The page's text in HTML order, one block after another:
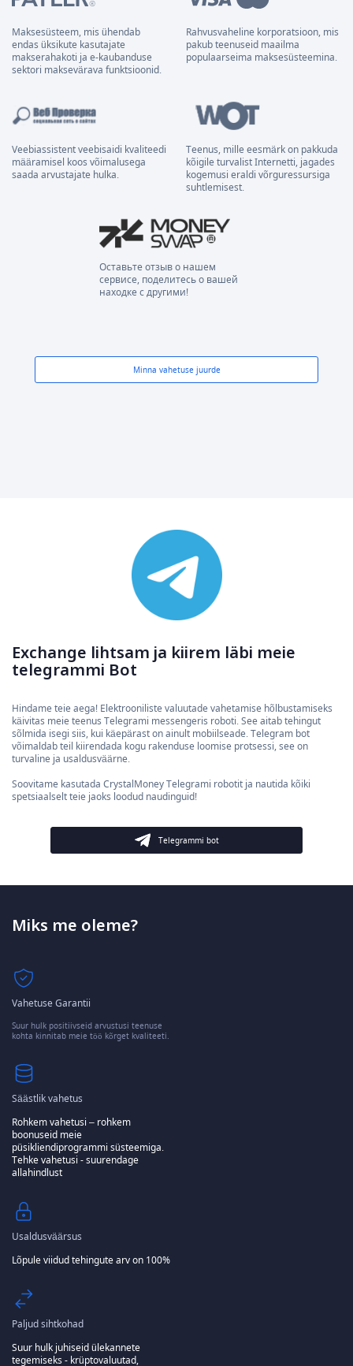
Maksesüsteem, mis ühendab
endas üksikute kasutajate
makserahakoti ja e-kaubanduse
sektori maksevärava funktsioonid.
Rahvusvaheline korporatsioon, mis
pakub teenuseid maailma
populaarseima maksesüsteemina.
Veebiassistent veebisaidi kvaliteedi
määramisel koos võimalusega
saada arvustajate hulka.
Teenus, mille eesmärk on pakkuda
kõigile turvalist Internetti, jagades
kogemusi eraldi võrguressursiga
suhtlemisest.
Оставьте отзыв о нашем
сервисе, поделитесь о вашей
находке с другими!
Minna vahetuse juurde
Exchange lihtsam ja kiirem läbi meie
telegrammi Bot
Hindame teie aega! Elektrooniliste valuutade vahetamise hõlbustamiseks
käivitas meie teenus Telegrami messengeris roboti. See aitab tehingut
sõlmida isegi siis, kui käepärast on ainult mobiilseade. Telegram bot
võimaldab teil kiirendada kogu rakenduse loomise protsessi, see on
turvaline ja usaldusväärne.
Soovitame kasutada CrystalMoney Telegrami robotit ja nautida kõiki
spetsiaalselt teie jaoks loodud naudinguid!
Telegrammi bot
Miks me oleme?
Vahetuse Garantii
Suur hulk positiivseid arvustusi teenuse
kohta kinnitab meie töö kõrget kvaliteeti.
Säästlik vahetus
Rohkem vahetusi – rohkem
boonuseid meie
püsikliendiprogrammi süsteemiga.
Tehke vahetusi - suurendage
allahindlust
Usaldusväärsus
Lõpule viidud tehingute arv on 100%
Paljud sihtkohad
Suur hulk juhiseid ülekannete
tegemiseks - krüptovaluutad,